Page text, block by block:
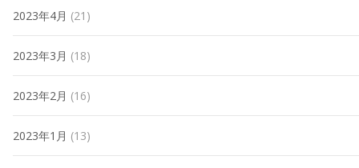
2023年4月 (21)
2023年3月 (18)
2023年2月 (16)
2023年1月 (13)